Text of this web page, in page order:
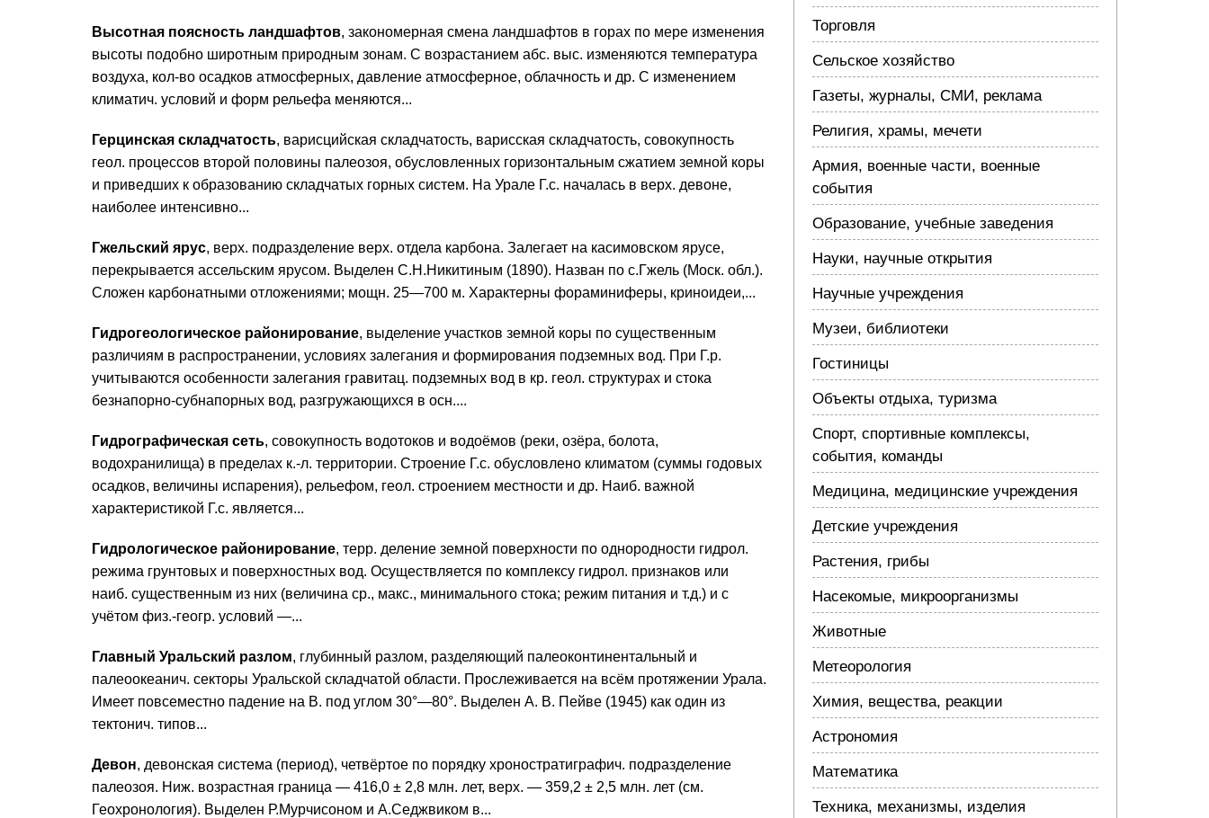
Высотная поясность ландшафтов, закономерная смена ландшафтов в горах по мере изменения
высоты подобно широтным природным зонам. С возрастанием абс. выс. изменяются температура
воздуха, кол-во осадков атмосферных, давление атмосферное, облачность и др. С изменением
климатич. условий и форм рельефа меняются...
Герцинская складчатость, варисцийская складчатость, варисская складчатость, совокупность
геол. процессов второй половины палеозоя, обусловленных горизонтальным сжатием земной коры
и приведших к образованию складчатых горных систем. На Урале Г.с. началась в верх. девоне,
наиболее интенсивно...
Гжельский ярус, верх. подразделение верх. отдела карбона. Залегает на касимовском ярусе,
перекрывается ассельским ярусом. Выделен С.Н.Никитиным (1890). Назван по с.Гжель (Моск. обл.).
Сложен карбонатными отложениями; мощн. 25—700 м. Характерны фораминиферы, криноидеи,...
Гидрогеологическое районирование, выделение участков земной коры по существенным
различиям в распространении, условиях залегания и формирования подземных вод. При Г.р.
учитываются особенности залегания гравитац. подземных вод в кр. геол. структурах и стока
безнапорно-субнапорных вод, разгружающихся в осн....
Гидрографическая сеть, совокупность водотоков и водоёмов (реки, озёра, болота,
водохранилища) в пределах к.-л. территории. Строение Г.с. обусловлено климатом (суммы годовых
осадков, величины испарения), рельефом, геол. строением местности и др. Наиб. важной
характеристикой Г.с. является...
Гидрологическое районирование, терр. деление земной поверхности по однородности гидрол.
режима грунтовых и поверхностных вод. Осуществляется по комплексу гидрол. признаков или
наиб. существенным из них (величина ср., макс., минимального стока; режим питания и т.д.) и с
учётом физ.-геогр. условий —...
Главный Уральский разлом, глубинный разлом, разделяющий палеоконтинентальный и
палеоокеанич. секторы Уральской складчатой области. Прослеживается на всём протяжении Урала.
Имеет повсеместно падение на В. под углом 30°—80°. Выделен А. В. Пейве (1945) как один из
тектонич. типов...
Девон, девонская система (период), четвёртое по порядку хроностратиграфич. подразделение
палеозоя. Ниж. возрастная граница — 416,0 ± 2,8 млн. лет, верх. — 359,2 ± 2,5 млн. лет (см.
Геохронология). Выделен Р.Мурчисоном и А.Седжвиком в...
Торговля
Сельское хозяйство
Газеты, журналы, СМИ, реклама
Религия, храмы, мечети
Армия, военные части, военные
события
Образование, учебные заведения
Науки, научные открытия
Научные учреждения
Музеи, библиотеки
Гостиницы
Объекты отдыха, туризма
Спорт, спортивные комплексы,
события, команды
Медицина, медицинские учреждения
Детские учреждения
Растения, грибы
Насекомые, микроорганизмы
Животные
Метеорология
Химия, вещества, реакции
Астрономия
Математика
Техника, механизмы, изделия